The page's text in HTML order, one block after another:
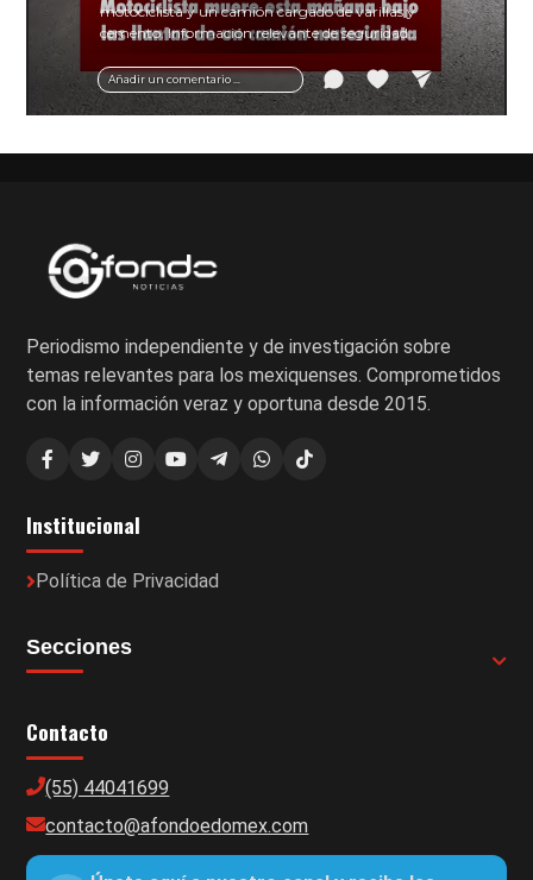
Añadir un comentario ...
motociclista y un camión cargado de varillas y
cemento. Información relevante de seguridad
vial y recomendaciones para motociclistas.
Periodismo independiente y de investigación sobre
temas relevantes para los mexiquenses. Comprometidos
con la información veraz y oportuna desde 2015.
Institucional
Política de Privacidad
Secciones
Contacto
(55) 44041699
contacto@afondoedomex.com